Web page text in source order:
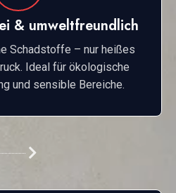
& umweltfreundlich
Schadstoffe – nur heißes
Ideal für ökologische
und sensible Bereiche.